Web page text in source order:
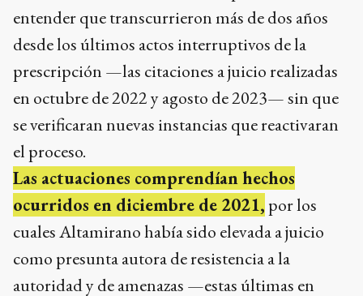
entender que transcurrieron más de dos años
desde los últimos actos interruptivos de la
prescripción —las citaciones a juicio realizadas
en octubre de 2022 y agosto de 2023— sin que
se verificaran nuevas instancias que reactivaran
el proceso.
Las actuaciones comprendían hechos
ocurridos en diciembre de 2021, por los
cuales Altamirano había sido elevada a juicio
como presunta autora de resistencia a la
autoridad y de amenazas —estas últimas en